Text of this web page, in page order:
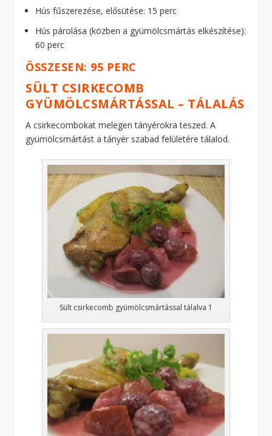
Hús fűszerezése, elősütése: 15 perc
Hús párolása (közben a gyümölcsmártás elkészítése):
60 perc
ÖSSZESEN: 95 PERC
SÜLT CSIRKECOMB
GYÜMÖLCSMÁRTÁSSAL – TÁLALÁS
A csirkecombokat melegen tányérokra teszed. A
gyümölcsmártást a tányér szabad felületére tálalod.
Sült csirkecomb gyümölcsmártással tálalva 1